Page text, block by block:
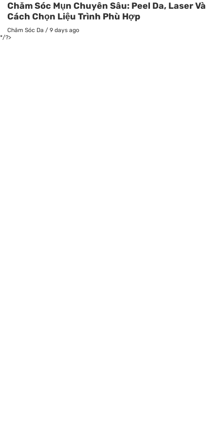
Chăm Sóc Mụn Chuyên Sâu: Peel Da, Laser Và
Cách Chọn Liệu Trình Phù Hợp
Chăm Sóc Da / 9 days ago
*/?>